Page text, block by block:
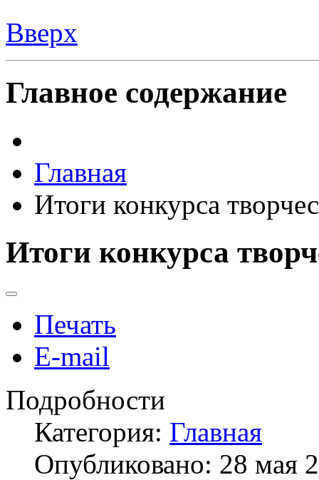
Вверх
Главное содержание
Главная
Итоги конкурса
Итоги конкурса
Печать
E-mail
Подробности
Категория: Главная
Опубликовано: 28 мая